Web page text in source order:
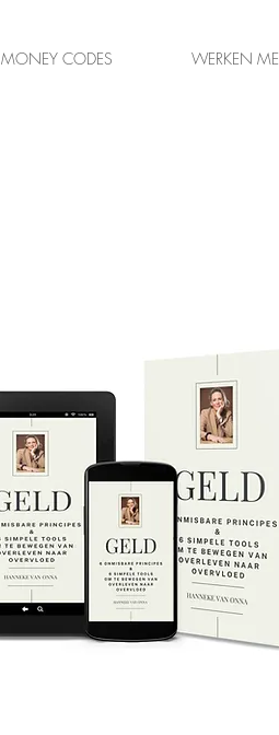
MONEY CODES WERKEN